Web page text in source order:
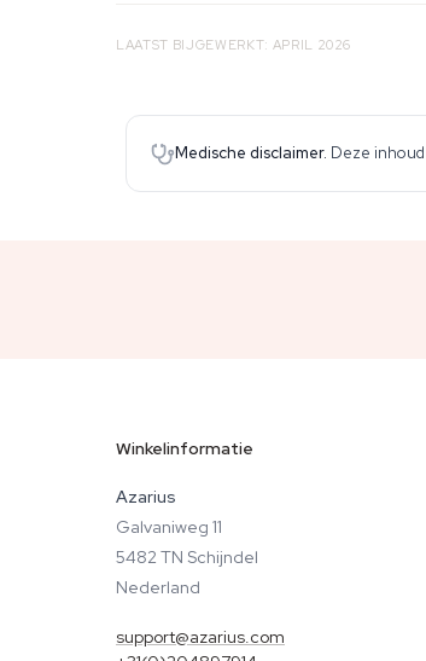
LAATST BIJGEWERKT: APRIL 2026
Medische disclaimer. Deze
Winkelinformatie
Azarius
Galvaniweg 11
5482 TN Schijndel
Nederland
support@azarius.com